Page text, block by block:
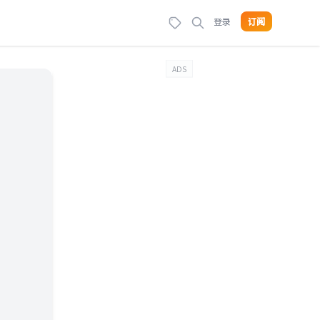
登录 订阅
ADS